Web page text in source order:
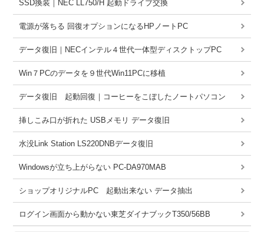
SSD換装｜NEC LL750/H 起動ドライブ交換
電源が落ちる 回復オプションになるHPノートPC
データ復旧｜NECインテル４世代一体型ディスクトップPC
Win７PCのデータを９世代Win11PCに移植
データ復旧 起動回復｜コーヒーをこぼしたノートパソコン
挿しこみ口が折れた USBメモリ データ復旧
水没Link Station LS220DNBデータ復旧
Windowsが立ち上がらない PC-DA970MAB
ショップオリジナルPC 起動出来ない データ抽出
ログイン画面から動かない東芝ダイナブックT350/56BB